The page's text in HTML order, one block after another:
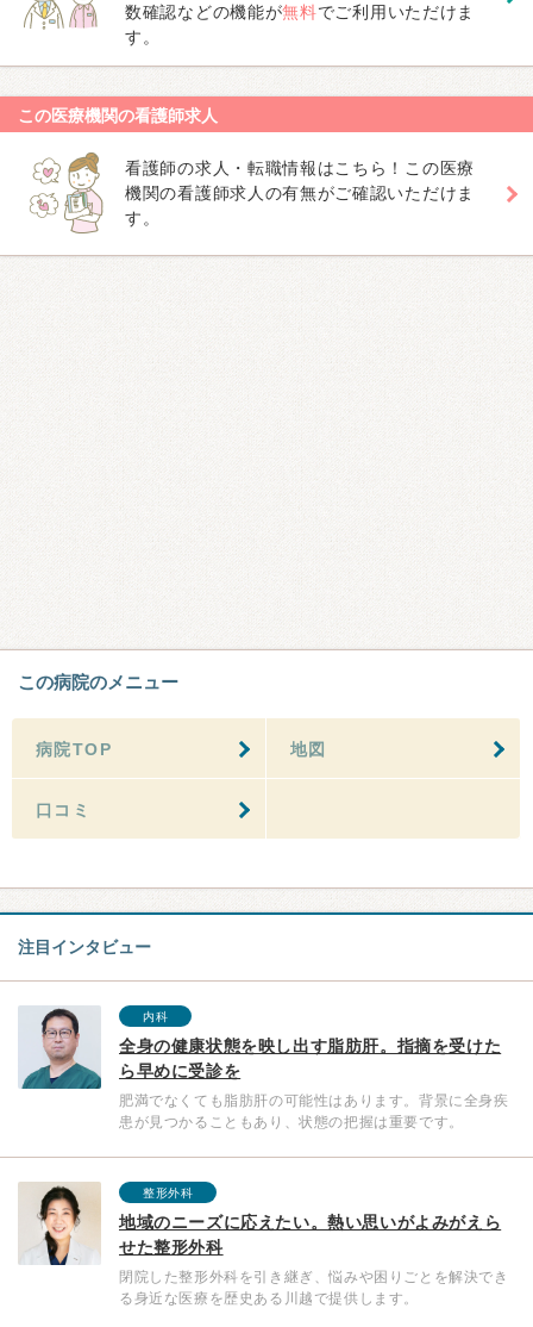
数確認などの機能が無料でご利用いただけま
す。
この医療機関の看護師求人
看護師の求人・転職情報はこちら！この医療
機関の看護師求人の有無がご確認いただけま
す。
この病院のメニュー
病院TOP 地図
口コミ
注目インタビュー
内科
全身の健康状態を映し出す脂肪肝。指摘を受けた
ら早めに受診を
肥満でなくても脂肪肝の可能性はあります。背景に全身疾
患が見つかることもあり、状態の把握は重要です。
整形外科
地域のニーズに応えたい。熱い思いがよみがえら
せた整形外科
閉院した整形外科を引き継ぎ、悩みや困りごとを解決でき
る身近な医療を歴史ある川越で提供します。